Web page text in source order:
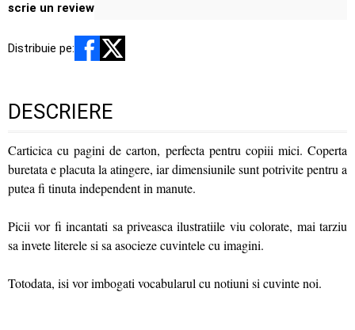
scrie un review
Distribuie pe:
DESCRIERE
Carticica cu pagini de carton, perfecta pentru copiii mici. Coperta
buretata e placuta la atingere, iar dimensiunile sunt potrivite pentru a
putea fi tinuta independent in manute.
Picii vor fi incantati sa priveasca ilustratiile viu colorate, mai tarziu
sa invete literele si sa asocieze cuvintele cu imagini.
Totodata, isi vor imbogati vocabularul cu notiuni si cuvinte noi.